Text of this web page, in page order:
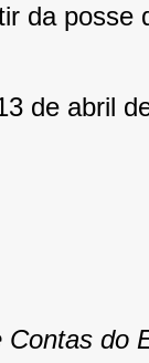
da posse
de abril
Contas do